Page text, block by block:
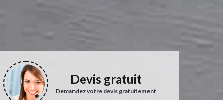
Devis gratuit
Demandez votre devis gratuitement